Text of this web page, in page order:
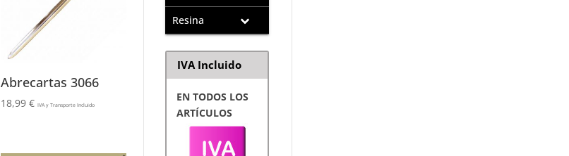
Abrecartas 3066
18,99 € IVA y Transporte Incluido
Resina
IVA Incluido
EN TODOS LOS
ARTÍCULOS